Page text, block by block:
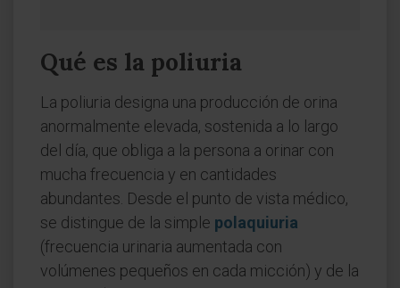
Qué es la poliuria
La poliuria designa una producción de orina
anormalmente elevada, sostenida a lo largo
del día, que obliga a la persona a orinar con
mucha frecuencia y en cantidades
abundantes. Desde el punto de vista médico,
se distingue de la simple polaquiuria
(frecuencia urinaria aumentada con
volúmenes pequeños en cada micción) y de la